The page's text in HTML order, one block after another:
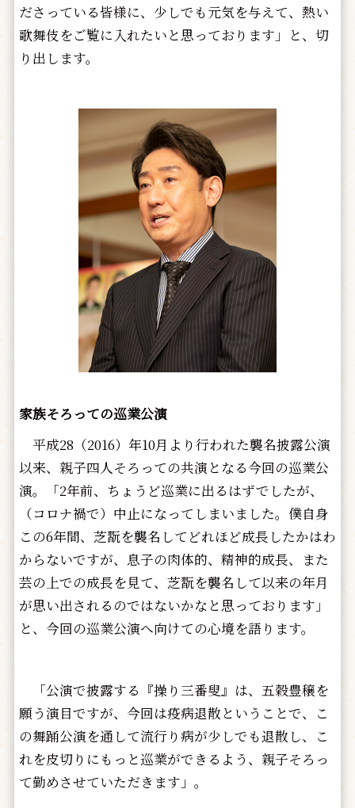
ださっている皆様に、少しでも元気を与えて、熱い
歌舞伎をご覧に入れたいと思っております」と、切
り出します。
家族そろっての巡業公演
平成28（2016）年10月より行われた襲名披露公演
以来、親子四人そろっての共演となる今回の巡業公
演。「2年前、ちょうど巡業に出るはずでしたが、
（コロナ禍で）中止になってしまいました。僕自身
この6年間、芝翫を襲名してどれほど成長したかはわ
からないですが、息子の肉体的、精神的成長、また
芸の上での成長を見て、芝翫を襲名して以来の年月
が思い出されるのではないかなと思っております」
と、今回の巡業公演へ向けての心境を語ります。
「公演で披露する『操り三番叟』は、五穀豊穣を
願う演目ですが、今回は疫病退散ということで、こ
の舞踊公演を通して流行り病が少しでも退散し、こ
れを皮切りにもっと巡業ができるよう、親子そろっ
て勤めさせていただきます」。